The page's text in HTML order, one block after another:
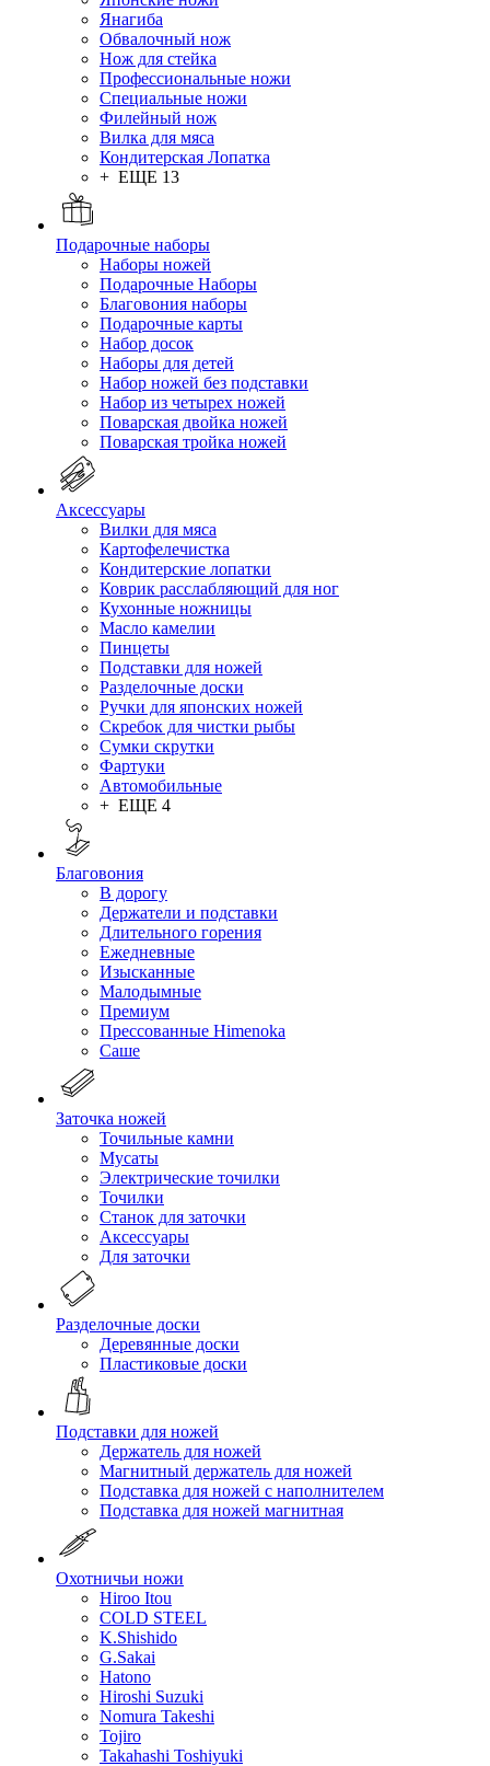
Янагиба
Обвалочный нож
Нож для стейка
Профессиональные ножи
Специальные ножи
Филейный нож
Вилка для мяса
Кондитерская Лопатка
+ ЕЩЕ 13
Подарочные наборы
Наборы ножей
Подарочные Наборы
Благовония наборы
Подарочные карты
Набор досок
Наборы для детей
Набор ножей без подставки
Набор из четырех ножей
Поварская двойка ножей
Поварская тройка ножей
Аксессуары
Вилки для мяса
Картофелечистка
Кондитерские лопатки
Коврик расслабляющий для ног
Кухонные ножницы
Масло камелии
Пинцеты
Подставки для ножей
Разделочные доски
Ручки для японских ножей
Скребок для чистки рыбы
Сумки скрутки
Фартуки
Автомобильные
+ ЕЩЕ 4
Благовония
В дорогу
Держатели и подставки
Длительного горения
Ежедневные
Изысканные
Малодымные
Премиум
Прессованные Himenoka
Саше
Заточка ножей
Точильные камни
Мусаты
Электрические точилки
Точилки
Станок для заточки
Аксессуары
Для заточки
Разделочные доски
Деревянные доски
Пластиковые доски
Подставки для ножей
Держатель для ножей
Магнитный держатель для ножей
Подставка для ножей с наполнителем
Подставка для ножей магнитная
Охотничьи ножи
Hiroo Itou
COLD STEEL
K.Shishido
G.Sakai
Hatono
Hiroshi Suzuki
Nomura Takeshi
Tojiro
Takahashi Toshiyuki